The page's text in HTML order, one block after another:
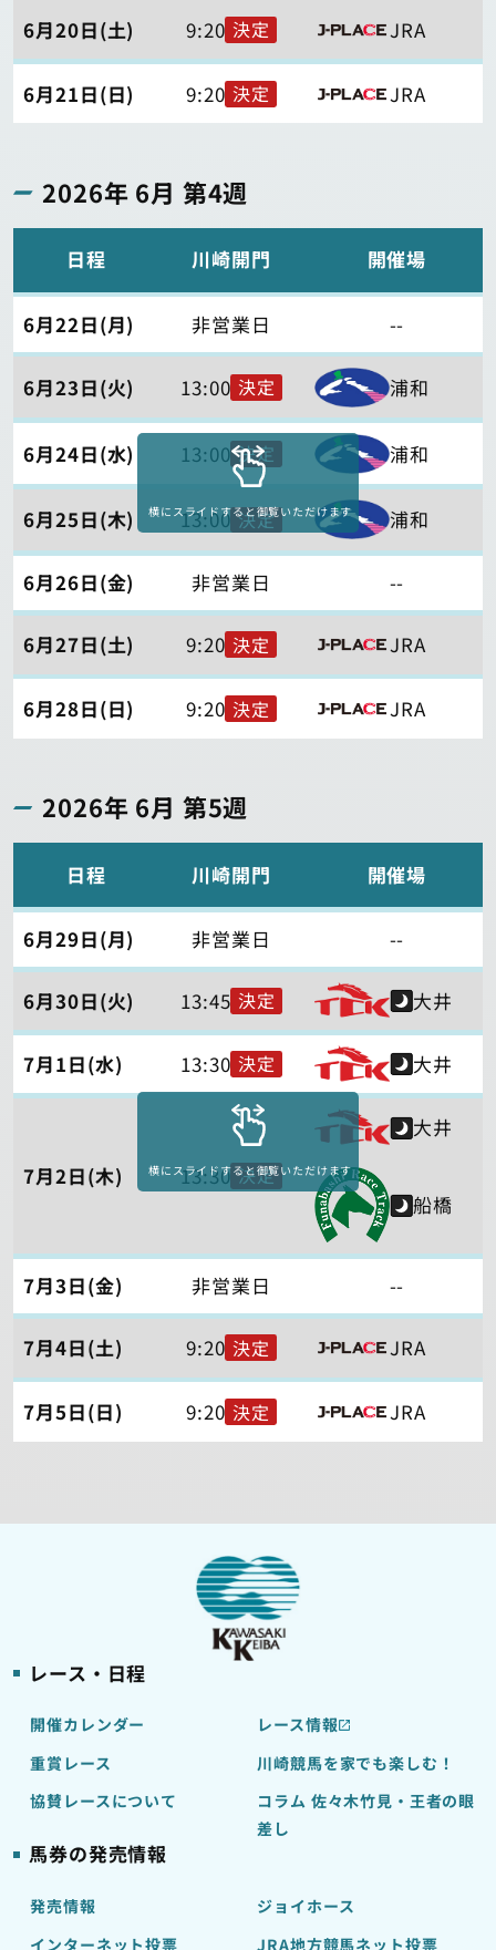
6月20日(土) 9:20 決定 JRA
6月21日(日) 9:20 決定 JRA
2026年 6月 第4週
日程 川崎開門 開催場
6月22日(月) 非営業日 --
6月23日(火) 13:00 決定 浦和
6月24日(水) 13:00 決定 浦和
6月25日(木) 13:00 決定 浦和
6月26日(金) 非営業日 --
6月27日(土) 9:20 決定 JRA
6月28日(日) 9:20 決定 JRA
横にスライドすると御覧いただけます
2026年 6月 第5週
日程 川崎開門 開催場
6月29日(月) 非営業日 --
6月30日(火) 13:45 決定 大井
7月1日(水) 13:30 決定 大井
7月2日(木) 13:30 決定
大井
船橋
7月3日(金) 非営業日 --
7月4日(土) 9:20 決定 JRA
7月5日(日) 9:20 決定 JRA
横にスライドすると御覧いただけます
レース・日程
開催カレンダー
レース情報
重賞レース
川崎競馬を家でも楽しむ！
協賛レースについて
コラム 佐々木竹見・王者の眼
差し
馬券の発売情報
発売情報
ジョイホース
インターネット投票
JRA地方競馬ネット投票